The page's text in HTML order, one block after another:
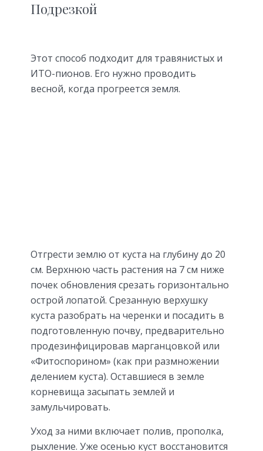
Подрезкой
Этот способ подходит для травянистых и
ИТО-пионов. Его нужно проводить
весной, когда прогреется земля.
Отгрести землю от куста на глубину до 20
см. Верхнюю часть растения на 7 см ниже
почек обновления срезать горизонтально
острой лопатой. Срезанную верхушку
куста разобрать на черенки и посадить в
подготовленную почву, предварительно
продезинфицировав марганцовкой или
«Фитоспорином» (как при размножении
делением куста). Оставшиеся в земле
корневища засыпать землей и
замульчировать.
Уход за ними включает полив, прополка,
рыхление. Уже осенью куст восстановится